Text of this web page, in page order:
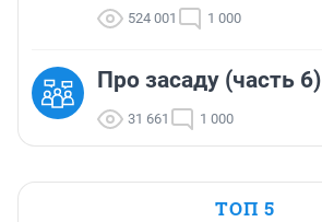
524 001 1 000
Про засаду (часть 6)
31 661 1 000
ТОП 5